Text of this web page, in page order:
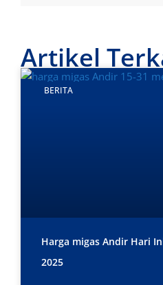
Artikel
BERITA
Harga migas Andir Hari
2025